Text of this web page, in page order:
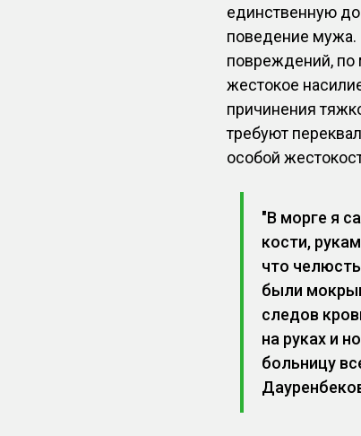
единственную
поведение мужа.
повреждений, по
жестокое
причинения
требуют
особой
"В морге я
кости,
что
были
следов
на руках и
больницу